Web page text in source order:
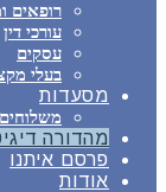
רופאים
עורכי דין
עסקים
בעלי
מסעדות
משלוחים
מהדורה
פרסם איתנו
אודות